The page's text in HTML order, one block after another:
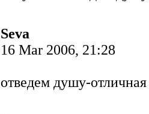
Seva
16 Mar 2006, 21:28
отведем душу-